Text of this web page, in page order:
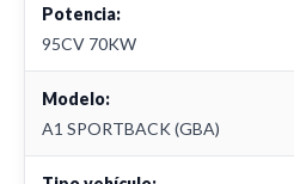
Potencia:
95CV 70KW
Modelo:
A1 SPORTBACK (GBA)